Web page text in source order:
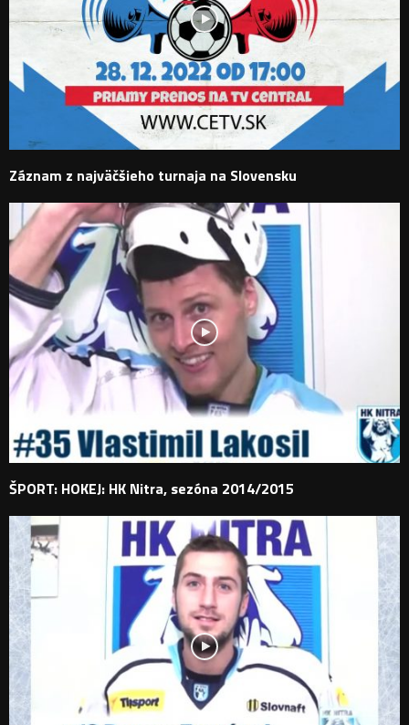
Záznam z najväčšieho turnaja na Slovensku
ŠPORT: HOKEJ: HK Nitra, sezóna 2014/2015